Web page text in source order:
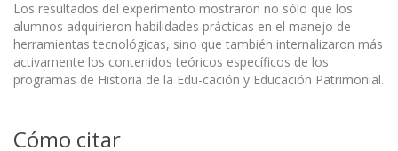
Los resultados del experimento mostraron no sólo que los
alumnos adquirieron habilidades prácticas en el manejo de
herramientas tecnológicas, sino que también internalizaron más
activamente los contenidos teóricos específicos de los
programas de Historia de la Edu-cación y Educación Patrimonial.
Cómo citar